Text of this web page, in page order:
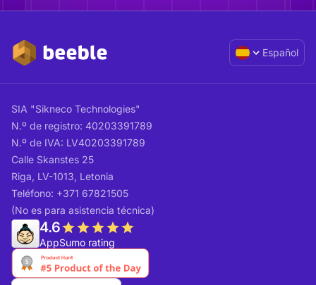
Español
SIA "Sikneco Technologies"
N.º de registro: 40203391789
N.º de IVA: LV40203391789
Calle Skanstes 25
Riga, LV-1013, Letonia
Teléfono: +371 67821505
(No es para asistencia técnica)
4.6
AppSumo rating